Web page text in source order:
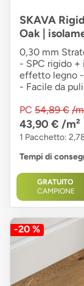
SKAVA
Oak |
0,30 mm
- SPC rigido
effetto legno
- Facile da
PC 54,89 € /
43,90 € /m²
1 Pacchetto:
Tempi di
GRATUITO
CAMPIONE
-20 %